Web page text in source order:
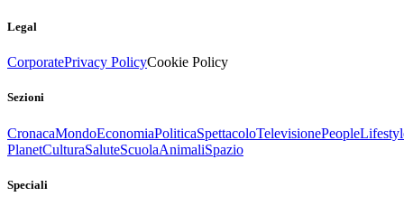
Legal
CorporatePrivacy PolicyCookie Policy
Sezioni
CronacaMondoEconomiaPoliticaSpettacoloTelevisionePeople
PlanetCulturaSaluteScuolaAnimaliSpazio
Speciali